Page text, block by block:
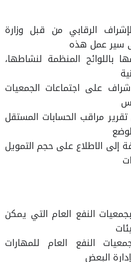
الرقابي من قبل وزارة
سير عمل هذه
باللوائح المنظمة لنشاطها،
على اجتماعات الجمعيات
تقرير مراقب الحسابات المستقل
إلى الاطلاع على حجم التمويل
النفع العام التي يمكن
النفع العام للمهارات
البعض